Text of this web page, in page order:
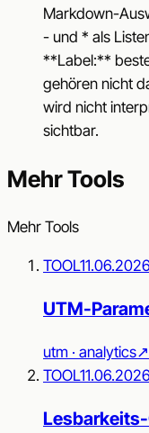
Markdown-
- und * als
**Label:**
gehören nicht
wird nicht
sichtbar.
Mehr Tools
Mehr Tools
TOOL11.06.2026
UTM-
utm · analytics↗︎
TOOL11.06.2026